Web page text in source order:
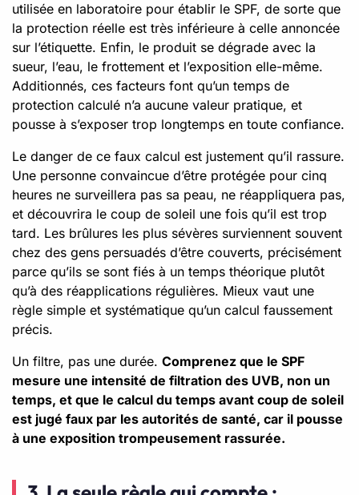
utilisée en laboratoire pour établir le SPF, de sorte que
la protection réelle est très inférieure à celle annoncée
sur l’étiquette. Enfin, le produit se dégrade avec la
sueur, l’eau, le frottement et l’exposition elle-même.
Additionnés, ces facteurs font qu’un temps de
protection calculé n’a aucune valeur pratique, et
pousse à s’exposer trop longtemps en toute confiance.
Le danger de ce faux calcul est justement qu’il rassure.
Une personne convaincue d’être protégée pour cinq
heures ne surveillera pas sa peau, ne réappliquera pas,
et découvrira le coup de soleil une fois qu’il est trop
tard. Les brûlures les plus sévères surviennent souvent
chez des gens persuadés d’être couverts, précisément
parce qu’ils se sont fiés à un temps théorique plutôt
qu’à des réapplications régulières. Mieux vaut une
règle simple et systématique qu’un calcul faussement
précis.
Un filtre, pas une durée. Comprenez que le SPF
mesure une intensité de filtration des UVB, non un
temps, et que le calcul du temps avant coup de soleil
est jugé faux par les autorités de santé, car il pousse
à une exposition trompeusement rassurée.